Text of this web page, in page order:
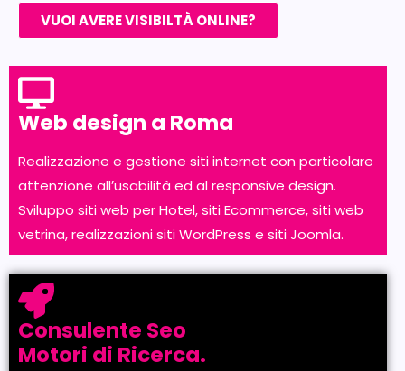
VUOI AVERE VISIBILTÀ ONLINE?
Web design a Roma
Realizzazione e gestione siti internet con particolare
attenzione all’usabilità ed al responsive design.
Sviluppo siti web per Hotel, siti Ecommerce, siti web
vetrina, realizzazioni siti WordPress e siti Joomla.
Consulente Seo
Motori di Ricerca.